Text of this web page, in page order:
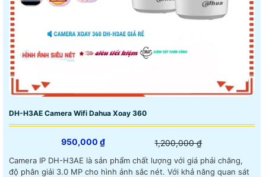
DH-H3AE Camera Wifi Dahua Xoay 360
950,000 ₫ 1,200,000 ₫
Camera IP DH-H3AE là sản phẩm chất lượng với giá phải chăng,
độ phân giải 3.0 MP cho hình ảnh sắc nét. Với khả năng quan sát